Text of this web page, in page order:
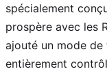
spécialement
prospère avec les
ajouté un mode
entièrement